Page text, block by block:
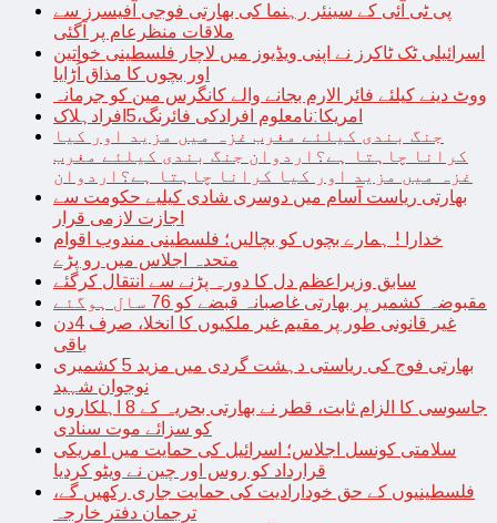
پی ٹی آئی کے سینئر رہنما کی بھارتی فوجی آفیسرز سے
ملاقات منظرعام پر آگئی
اسرائیلی ٹک ٹاکرز نے اپنی ویڈیوز میں لاچار فلسطینی خواتین
اور بچوں کا مذاق اُڑایا
ووٹ دینے کیلئے فائر الارم بجانے والے کانگرس مین کو جرمانہ
امریکا:نامعلوم افرادکی فائرنگ،5افرادہلاک
جنگ بندی کیلئے مغرب غزہ میں مزید اور کیا
کرانا چاہتا ہے؟اردوان جنگ بندی کیلئے مغرب
غزہ میں مزید اور کیا کرانا چاہتا ہے؟اردوان
بھارتی ریاست آسام میں دوسری شادی کیلیے حکومت سے
اجازت لازمی قرار
خدارا ! ہمارے بچوں کو بچالیں؛ فلسطینی مندوب اقوام
متحدہ اجلاس میں رو پڑے
سابق وزیراعظم دل کا دورہ پڑنے سے انتقال کرگئے
مقبوضہ کشمیر پر بھارتی غاصبانہ قبضے کو 76 سال ہوگئے
غیر قانونی طور پر مقیم غیر ملکیوں کا انخلا، صرف 4دن
باقی
بھارتی فوج کی ریاستی دہشت گردی میں مزید 5 کشمیری
نوجوان شہید
جاسوسی کا الزام ثابت، قطر نے بھارتی بحریہ کے 8 اہلکاروں
کو سزائے موت سنادی
سلامتی کونسل اجلاس؛ اسرائیل کی حمایت میں امریکی
قرارداد کو روس اور چین نے ویٹو کردیا
فلسطینیوں کے حق خودارادیت کی حمایت جاری رکھیں گے،
ترجمان دفتر خارجہ